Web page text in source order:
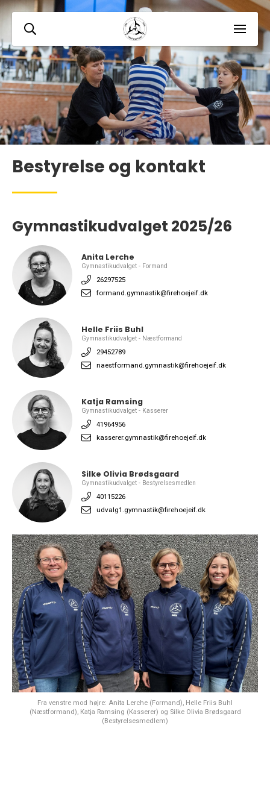
Bestyrelse og kontakt
Gymnastikudvalget 2025/26
Anita Lerche
Gymnastikudvalget - Formand
26297525
formand.gymnastik@firehoejeif.dk
Helle Friis Buhl
Gymnastikudvalget - Næstformand
29452789
naestformand.gymnastik@firehoejeif.dk
Katja Ramsing
Gymnastikudvalget - Kasserer
41964956
kasserer.gymnastik@firehoejeif.dk
Silke Olivia Brødsgaard
Gymnastikudvalget - Bestyrelsesmedlen
40115226
udvalg1.gymnastik@firehoejeif.dk
Fra venstre mod højre: Anita Lerche (Formand), Helle Friis Buhl
(Næstformand), Katja Ramsing (Kasserer) og Silke Olivia Brødsgaard
(Bestyrelsesmedlem)